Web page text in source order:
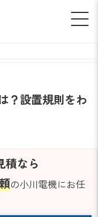
？設置規則をわ
積なら
の小川電機にお任